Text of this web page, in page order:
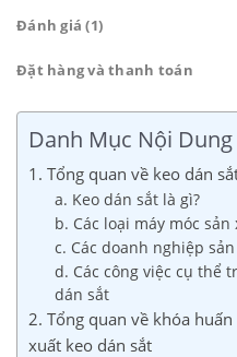
Đánh giá (1)
Đặt hàng và thanh toán
Danh Mục Nội Dung
1. Tổng quan về keo dán
a. Keo dán sắt là gì?
b. Các loại máy móc
c. Các doanh nghiệp
d. Các công việc cụ thể
dán sắt
2. Tổng quan về khóa
xuất keo dán sắt